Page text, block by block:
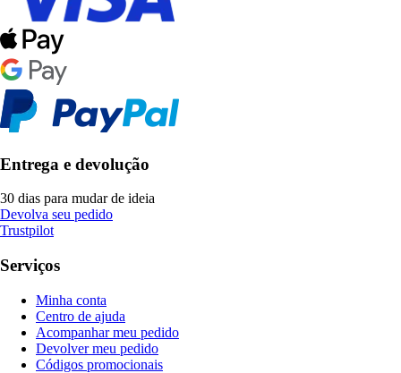
Entrega e devolução
30 dias para mudar de ideia
Devolva seu pedido
Trustpilot
Serviços
Minha conta
Centro de ajuda
Acompanhar meu pedido
Devolver meu pedido
Códigos promocionais